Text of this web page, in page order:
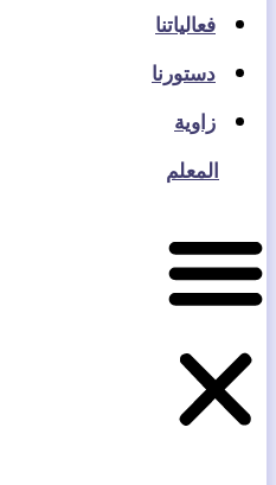
فعالياتنا
دستورنا
زاوية
المعلم